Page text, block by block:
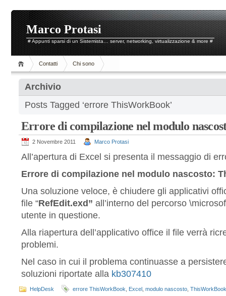
Marco Protasi
# Appunti sparsi di un Sistemista… server, networking, virtualizzazione & more #
Contatti Chi sono
Archivio
Posts Tagged ‘errore ThisWorkBook’
Errore di compilazione nel modulo
2 Novembre 2011 Marco Protasi
All’apertura di Excel si presenta il messaggio di
Errore di compilazione nel modulo nascosto:
Una soluzione veloce, è chiudere gli applicativi
file “RefEdit.exd” all’interno del percorso
utente in questione.
Alla riapertura dell’applicativo office il file verrà
problemi.
Nel caso in cui il problema continuasse a
soluzioni riportate alla kb307410
HelpDesk errore ThisWorkBook Excel modulo nascosto ThisWorkBook